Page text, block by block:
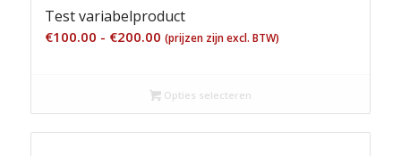
Test variabelproduct
€100.00 - €200.00Prijsklasse:
€200.00
(prijzen zijn excl. BTW)
Opties selecteren